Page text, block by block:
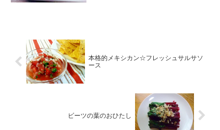
本格的メキシカン☆フレッシュサルサソ
ース
ビーツの葉のおひたし